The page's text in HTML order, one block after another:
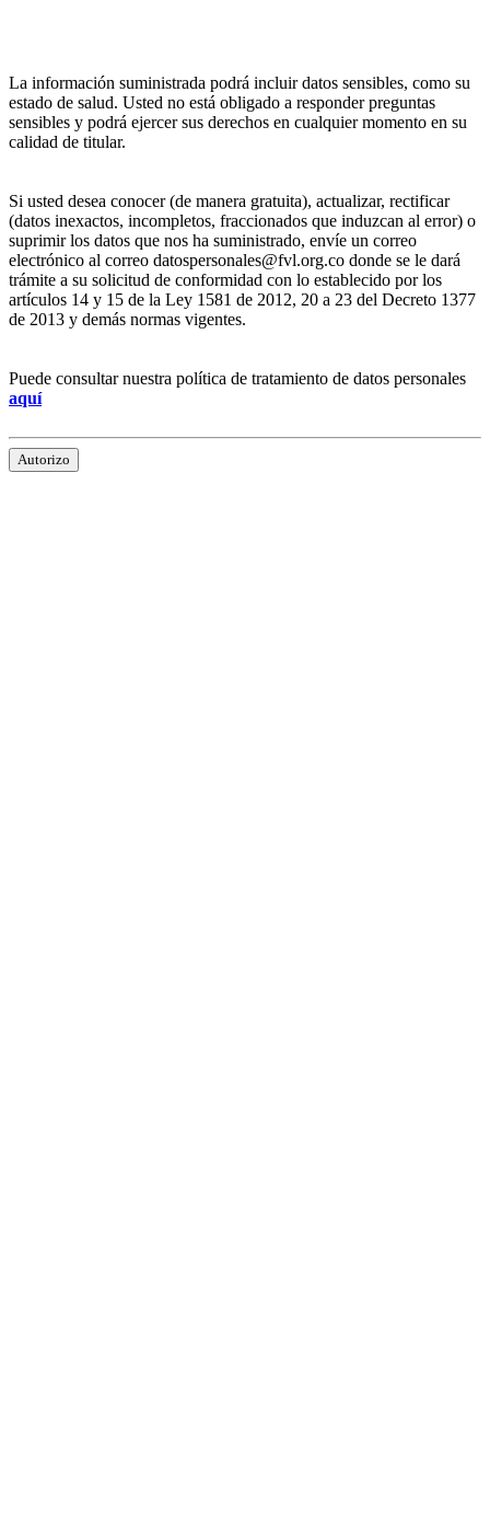
La información suministrada podrá incluir datos sensibles, como su
estado de salud. Usted no está obligado a responder preguntas
sensibles y podrá ejercer sus derechos en cualquier momento en su
calidad de titular.
Si usted desea conocer (de manera gratuita), actualizar, rectificar
(datos inexactos, incompletos, fraccionados que induzcan al error) o
suprimir los datos que nos ha suministrado, envíe un correo
electrónico al correo datospersonales@fvl.org.co donde se le dará
trámite a su solicitud de conformidad con lo establecido por los
artículos 14 y 15 de la Ley 1581 de 2012, 20 a 23 del Decreto 1377
de 2013 y demás normas vigentes.
Puede consultar nuestra política de tratamiento de datos personales
aquí
Autorizo